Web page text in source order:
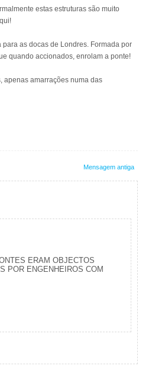
estas estruturas são muito
as docas de Londres. Formada por
quando accionados, enrolam a ponte!
apenas amarrações numa das
Mensagem antiga
ERAM OBJECTOS
POR ENGENHEIROS COM